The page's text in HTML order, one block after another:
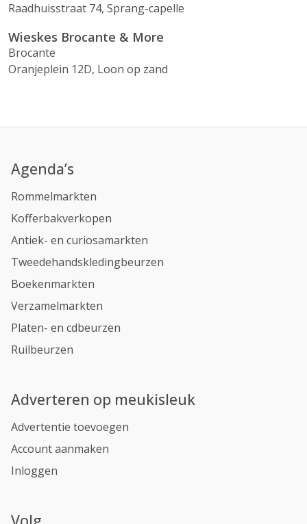
Raadhuisstraat 74, Sprang-capelle
Wieskes Brocante & More
Brocante
Oranjeplein 12D, Loon op zand
Agenda’s
Rommelmarkten
Kofferbakverkopen
Antiek- en curiosamarkten
Tweedehandskledingbeurzen
Boekenmarkten
Verzamelmarkten
Platen- en cdbeurzen
Ruilbeurzen
Adverteren op meukisleuk
Advertentie toevoegen
Account aanmaken
Inloggen